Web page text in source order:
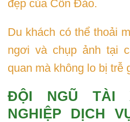
đẹp của Côn Đảo.
Du khách có thể thoải
ngơi và chụp ảnh tại
quan mà không lo bị trễ
ĐỘI NGŨ TÀI
NGHIỆP DỊCH